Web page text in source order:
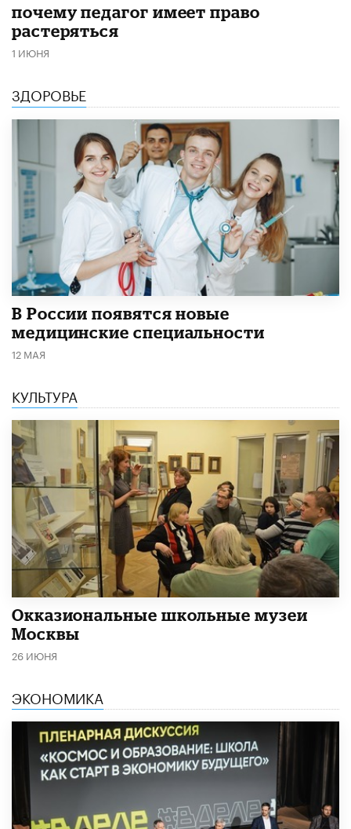
почему педагог имеет право
растеряться
1 ИЮНЯ
ЗДОРОВЬЕ
В России появятся новые
медицинские специальности
12 МАЯ
КУЛЬТУРА
​Окказиональные школьные музеи
Москвы
26 ИЮНЯ
ЭКОНОМИКА